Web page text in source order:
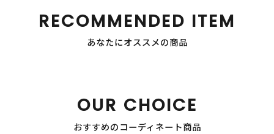
RECOMMENDED ITEM
あなたにオススメの商品
OUR CHOICE
おすすめのコーディネート商品